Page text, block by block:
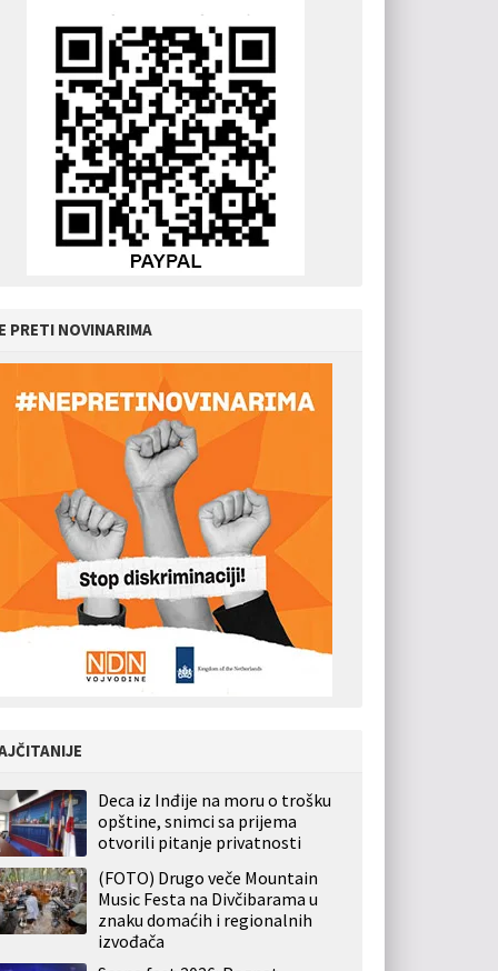
PRETI NOVINARIMA
Deca iz Inđije na moru o trošku
opštine, snimci sa prijema
otvorili pitanje privatnosti
(FOTO) Drugo veče Mountain
Music Festa na Divčibarama u
znaku domaćih i regionalnih
izvođača